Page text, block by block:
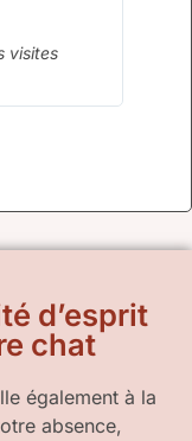
visites
d’esprit
chat
également à la
absence,